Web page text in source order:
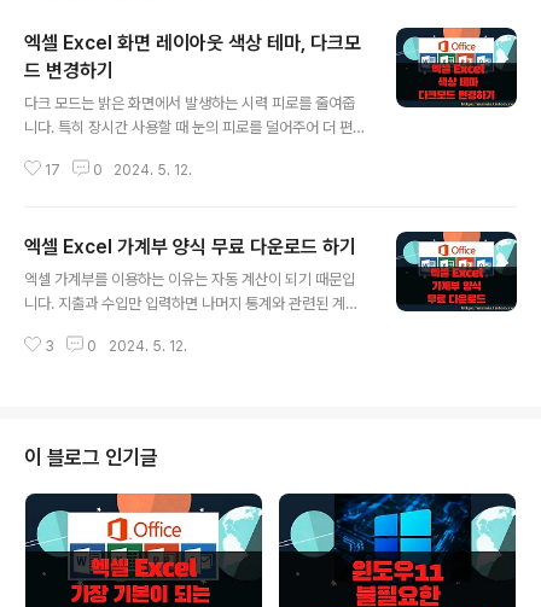
엑셀 Excel 화면 레이아웃 색상 테마, 다크모
드 변경하기
다크 모드는 밝은 화면에서 발생하는 시력 피로를 줄여줍
니다. 특히 장시간 사용할 때 눈의 피로를 덜어주어 더 편안
서 작업하거나 밤에 작업할 때 다크 모드는 주변 환경과의
히 현대적이고 세련된 디자인을 선호하는 사용자들에게 좋
은 선택지입니다. 이러한 이유들로 다크 모드는 Excel
과 같은 소프트웨어의 사용자 경험을 개선하고 작업 효율
상단 제목 영역에 이미지를 설정에서 바꿀 수 있습니다.
17 0 2024. 5. 12.
엑셀 Excel 가계부 양식 무료 다운로드 하기
엑셀 가계부를 이용하는 이유는 자동 계산이 되기 때문입
니다. 지출과 수입만 입력하면 나머지 통계와 관련된 계산
됩니다. 인터넷을 이리저리 뒤져보고 마음에 드는 것이 없
이므로 가계부를 만들고 관리하기 쉽습니다. 또한 무료로
다운로드한 양식을 기반으로 하여 자신만의 가계부를 만들
수 있습니다. 필요한 항목을 추가하거나 삭제하여 개인의
금융 상황에 맞게 맞춤 설정할 수 있기 때문입니다. 그리고
무료로 제공되는 양식을 사용하면 비용을 절감할 수 있습
니다. 유료 소프트웨어나 앱을 구매할 필요가 ..
3 0 2024. 5. 12.
이 블로그 인기글